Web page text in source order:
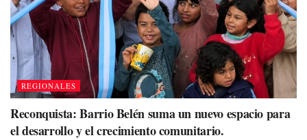
REGIONALES
Reconquista: Barrio Belén suma un nuevo espacio para
el desarrollo y el crecimiento comunitario.